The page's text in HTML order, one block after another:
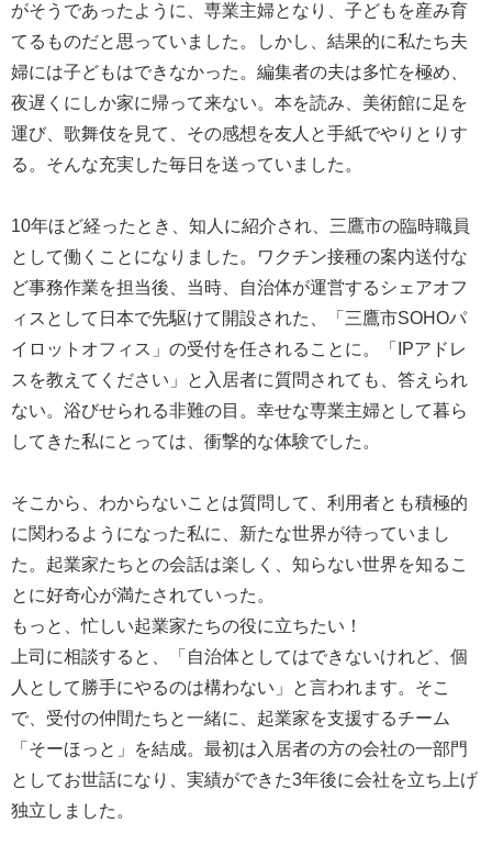
がそうであったように、専業主婦となり、子どもを産み育
てるものだと思っていました。しかし、結果的に私たち夫
婦には子どもはできなかった。編集者の夫は多忙を極め、
夜遅くにしか家に帰って来ない。本を読み、美術館に足を
運び、歌舞伎を見て、その感想を友人と手紙でやりとりす
る。そんな充実した毎日を送っていました。
10年ほど経ったとき、知人に紹介され、三鷹市の臨時職員
として働くことになりました。ワクチン接種の案内送付な
ど事務作業を担当後、当時、自治体が運営するシェアオフ
ィスとして日本で先駆けて開設された、「三鷹市SOHOパ
イロットオフィス」の受付を任されることに。「IPアドレ
スを教えてください」と入居者に質問されても、答えられ
ない。浴びせられる非難の目。幸せな専業主婦として暮ら
してきた私にとっては、衝撃的な体験でした。
そこから、わからないことは質問して、利用者とも積極的
に関わるようになった私に、新たな世界が待っていまし
た。起業家たちとの会話は楽しく、知らない世界を知るこ
とに好奇心が満たされていった。
もっと、忙しい起業家たちの役に立ちたい！
上司に相談すると、「自治体としてはできないけれど、個
人として勝手にやるのは構わない」と言われます。そこ
で、受付の仲間たちと一緒に、起業家を支援するチーム
「そーほっと」を結成。最初は入居者の方の会社の一部門
としてお世話になり、実績ができた3年後に会社を立ち上げ
独立しました。